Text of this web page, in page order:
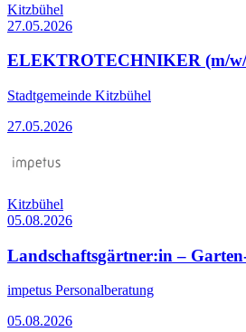
Kitzbühel
27.05.2026
ELEKTROTECHNIKER (m/
Stadtgemeinde Kitzbühel
27.05.2026
Kitzbühel
05.08.2026
Landschaftsgärtner:in –
impetus Personalberatung
05.08.2026